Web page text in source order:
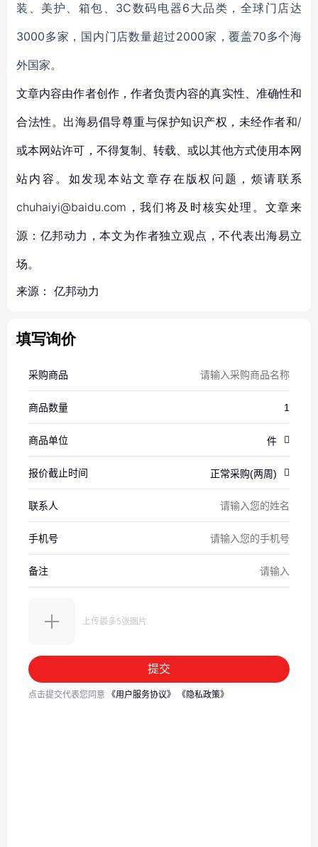
装、美护、箱包、3C数码电器6大品类，全球门店达
3000多家，国内门店数量超过2000家，覆盖70多个海
外国家。
文章内容由作者创作，作者负责内容的真实性、准确性和
合法性。出海易倡导尊重与保护知识产权，未经作者和/
或本网站许可，不得复制、转载、或以其他方式使用本网
站内容。如发现本站文章存在版权问题，烦请联系
chuhaiyi@baidu.com，我们将及时核实处理。文章来
源：亿邦动力，本文为作者独立观点，不代表出海易立
场。
来源： 亿邦动力
填写询价